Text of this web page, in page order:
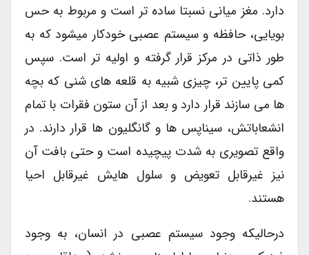
دارد. مغز میانی نسبتا ساده تر است و مربوط به حس
بویایی، حافظه و سیستم عصبی خودکار میشود که به
طور ذاتی در مرکز قرار گرفته و اولیه تر است. سپس
کمی پایین تر، چیزی شبیه به قلعه های شنی که بچه
ها می سازند قرار دارد و بعد از آن ستون فقرات با تمام
انشعاباتش، سیناپس ها و گانگلیون ها قرار دارند. در
واقع تصویری به شدت پیچیده است و حتی بافت آن
نیز غیرقابل تعویض و سلول هایش غیرقابل احیا
هستند.
درحالیکه وجود سیستم عصبی در انسان، به وجود